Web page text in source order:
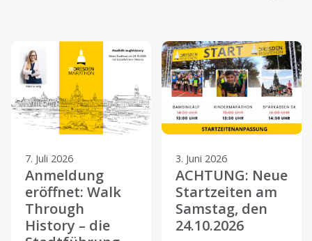
7. Juli 2026
Anmeldung
eröffnet: Walk
Through
History – die
3. Juni 2026
ACHTUNG: Neue
Startzeiten am
Samstag, den
24.10.2026